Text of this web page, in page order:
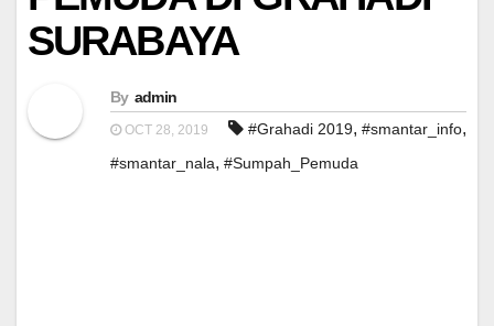
SURABAYA
By admin
OCT 28, 2019 #Grahadi 2019, #smantar_info,
#smantar_nala, #Sumpah_Pemuda